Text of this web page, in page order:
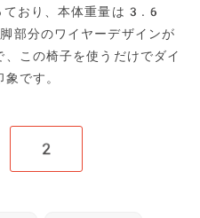
り、本体重量は3.6
分のワイヤーデザインが
この椅子を使うだけでダイ
です。
2